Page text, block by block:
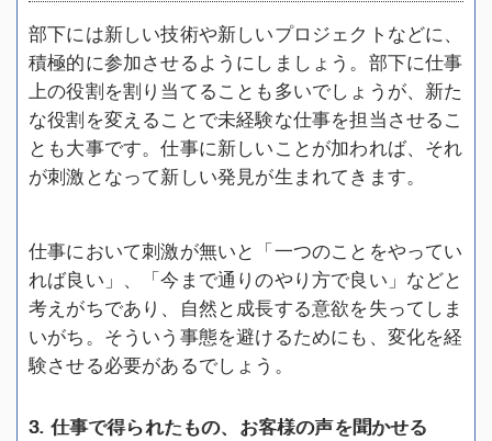
部下には新しい技術や新しいプロジェクトなどに、
積極的に参加させるようにしましょう。部下に仕事
上の役割を割り当てることも多いでしょうが、新た
な役割を変えることで未経験な仕事を担当させるこ
とも大事です。仕事に新しいことが加われば、それ
が刺激となって新しい発見が生まれてきます。
仕事において刺激が無いと「一つのことをやってい
れば良い」、「今まで通りのやり方で良い」などと
考えがちであり、自然と成長する意欲を失ってしま
いがち。そういう事態を避けるためにも、変化を経
験させる必要があるでしょう。
3. 仕事で得られたもの、お客様の声を聞かせる